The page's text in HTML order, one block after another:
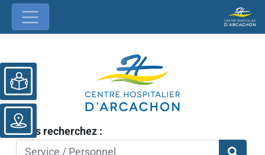
Vous recherchez :
Ouvrir la barre d’outils